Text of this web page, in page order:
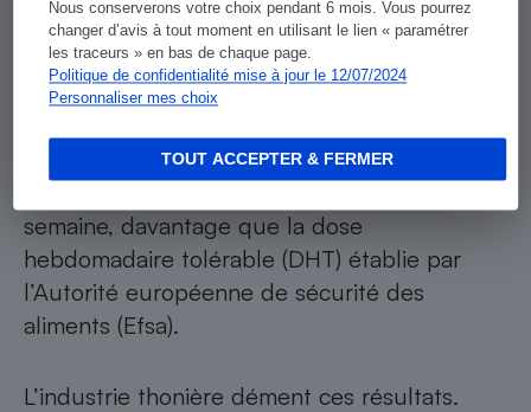
Nous conserverons votre choix pendant 6 mois. Vous pourrez
changer d’avis à tout moment en utilisant le lien « paramétrer
les traceurs » en bas de chaque page.
Politique de confidentialité mise à jour le 12/07/2024
Personnaliser mes choix
TOUT ACCEPTER & FERMER
trois fois plus concentré dans le thon en
conserve que dans le thon frais
pour un thon à la limite du seuil
moins de 70 kg – a fortiori les enfants –
semaine, davantage que la dose
hebdomadaire tolérable (DHT) établie par
l’Autorité européenne de sécurité des
aliments (Efsa).
L’industrie thonière dément ces résultats.